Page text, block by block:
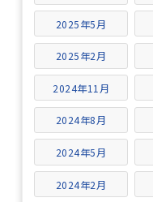
2025年5月
2025年2月
2024年11月
2024年8月
2024年5月
2024年2月